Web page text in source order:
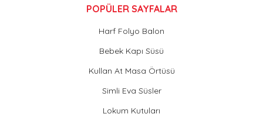
POPÜLER SAYFALAR
Harf Folyo Balon
Bebek Kapı Süsü
Kullan At Masa Örtüsü
Simli Eva Süsler
Lokum Kutuları